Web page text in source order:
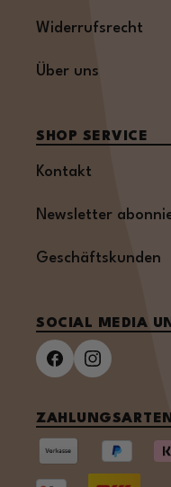
Widerrufsrecht
Über uns
SHOP SERVICE
Kontakt
Newsletter
Geschäftskunden
SOCIAL MEDIA